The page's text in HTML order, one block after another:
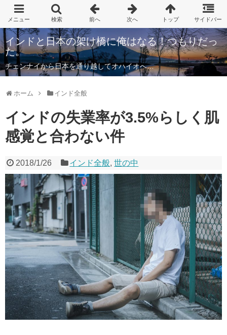
インドと日本の架け橋に俺はなる！つもりだっ
た。
チェンナイから日本を通り越してオハイオへ…
ホーム インド全般
インドの失業率が3.5%らしく肌
感覚と合わない件
2018/1/26 インド全般,世の中